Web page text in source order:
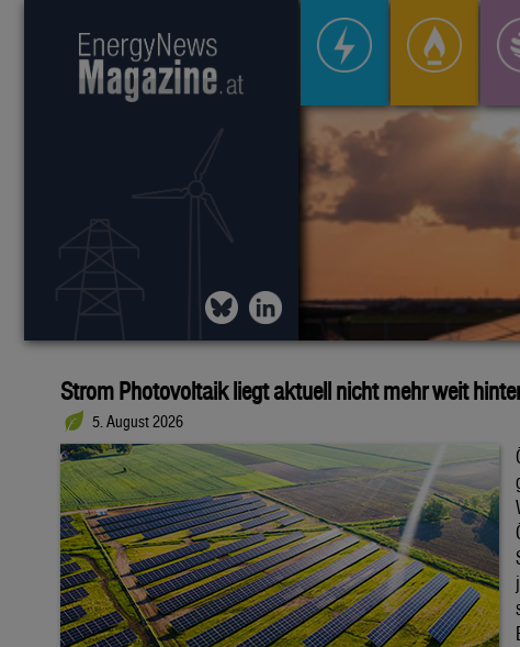
Strom Photovoltaik liegt aktuell nicht mehr weit
5. August 2026